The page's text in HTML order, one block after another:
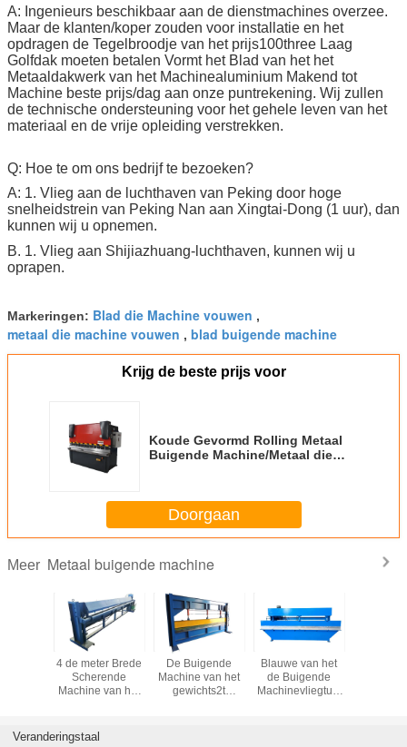
A: Ingenieurs beschikbaar aan de dienstmachines overzee.
Maar de klanten/koper zouden voor installatie en het
opdragen de Tegelbroodje van het prijs100three Laag
Golfdak moeten betalen Vormt het Blad van het het
Metaaldakwerk van het Machinealuminium Makend tot
Machine beste prijs/dag aan onze puntrekening. Wij zullen
de technische ondersteuning voor het gehele leven van het
materiaal en de vrije opleiding verstrekken.
Q: Hoe te om ons bedrijf te bezoeken?
A: 1. Vlieg aan de luchthaven van Peking door hoge
snelheidstrein van Peking Nan aan Xingtai-Dong (1 uur), dan
kunnen wij u opnemen.
B. 1. Vlieg aan Shijiazhuang-luchthaven, kunnen wij u
oprapen.
Markeringen: Blad die Machine vouwen ,
metaal die machine vouwen , blad buigende machine
Krijg de beste prijs voor
Koude Gevormd Rolling Metaal
Buigende Machine/Metaal die
Doorgaan
Meer Metaal buigende machine
4 de meter Brede
Scherende
Machine van het
Bladmetaal die
De Buigende
Machine van het
gewichts2t
Blauwe van het
de Buigende
Machinevliegtuig
Veranderingstaal